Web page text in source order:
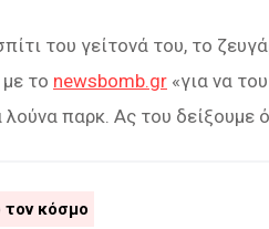
του γείτονά του, το
το newsbomb.gr «για να
λούνα παρκ. Ας του δείξουμε
τον κόσμο